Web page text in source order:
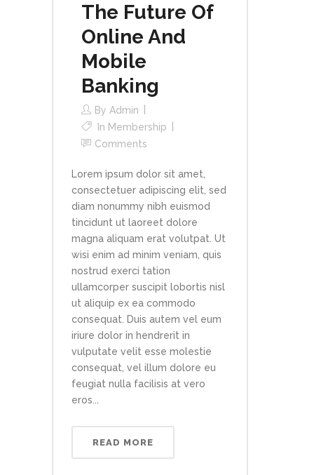
The Future Of
Online And
Mobile
Banking
By Admin
In Membership
Comments
Lorem ipsum dolor sit amet,
consectetuer adipiscing elit, sed
diam nonummy nibh euismod
tincidunt ut laoreet dolore
magna aliquam erat volutpat. Ut
wisi enim ad minim veniam, quis
nostrud exerci tation
ullamcorper suscipit lobortis nisl
ut aliquip ex ea commodo
consequat. Duis autem vel eum
iriure dolor in hendrerit in
vulputate velit esse molestie
consequat, vel illum dolore eu
feugiat nulla facilisis at vero
eros...
READ MORE